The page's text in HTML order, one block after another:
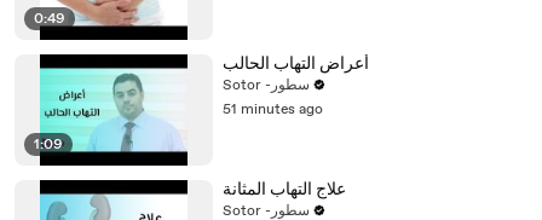
0:49
1:09
أعراض التهاب الحالب
Sotor -سطور
51 minutes ago
علاج التهاب المثانة
Sotor -سطور